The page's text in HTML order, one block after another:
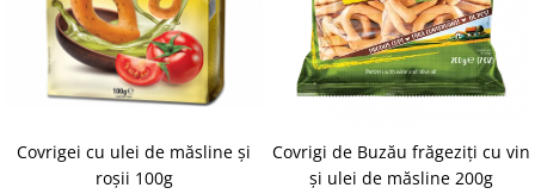
Covrigei cu ulei de măsline și
roșii 100g
Covrigi de Buzău frăgeziți cu vin
și ulei de măsline 200g